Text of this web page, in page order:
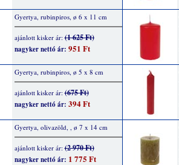
Gyertya, rubinpiros, ø 6 x 11 cm
ajánlott kisker ár:(1 625 Ft)
nagyker nettó ár: 951 Ft
Gyertya, rubinpiros, ø 5 x 8 cm
ajánlott kisker ár:(675 Ft)
nagyker nettó ár: 394 Ft
Gyertya, olivazöld, , ø 7 x 14 cm
ajánlott kisker ár:(2 970 Ft)
nagyker nettó ár: 1 775 Ft